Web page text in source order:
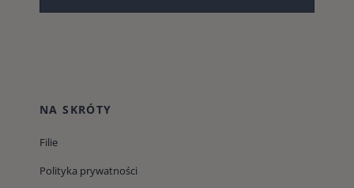
NA SKRÓTY
Filie
Polityka prywatności